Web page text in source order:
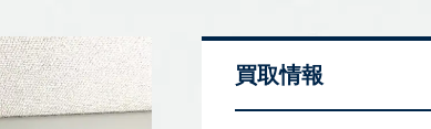
買取情報